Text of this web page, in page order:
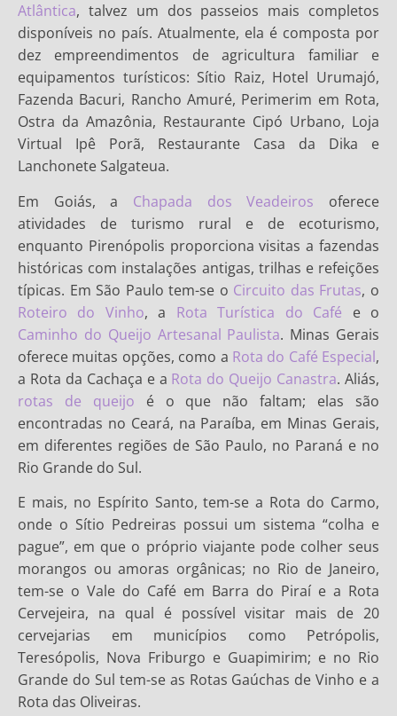
Atlântica, talvez um dos passeios mais completos
disponíveis no país. Atualmente, ela é composta por
dez empreendimentos de agricultura familiar e
equipamentos turísticos: Sítio Raiz, Hotel Urumajó,
Fazenda Bacuri, Rancho Amuré, Perimerim em Rota,
Ostra da Amazônia, Restaurante Cipó Urbano, Loja
Virtual Ipê Porã, Restaurante Casa da Dika e
Lanchonete Salgateua.
Em Goiás, a Chapada dos Veadeiros oferece
atividades de turismo rural e de ecoturismo,
enquanto Pirenópolis proporciona visitas a fazendas
históricas com instalações antigas, trilhas e refeições
típicas. Em São Paulo tem-se o Circuito das Frutas, o
Roteiro do Vinho, a Rota Turística do Café e o
Caminho do Queijo Artesanal Paulista. Minas Gerais
oferece muitas opções, como a Rota do Café Especial,
a Rota da Cachaça e a Rota do Queijo Canastra. Aliás,
rotas de queijo é o que não faltam; elas são
encontradas no Ceará, na Paraíba, em Minas Gerais,
em diferentes regiões de São Paulo, no Paraná e no
Rio Grande do Sul.
E mais, no Espírito Santo, tem-se a Rota do Carmo,
onde o Sítio Pedreiras possui um sistema “colha e
pague”, em que o próprio viajante pode colher seus
morangos ou amoras orgânicas; no Rio de Janeiro,
tem-se o Vale do Café em Barra do Piraí e a Rota
Cervejeira, na qual é possível visitar mais de 20
cervejarias em municípios como Petrópolis,
Teresópolis, Nova Friburgo e Guapimirim; e no Rio
Grande do Sul tem-se as Rotas Gaúchas de Vinho e a
Rota das Oliveiras.